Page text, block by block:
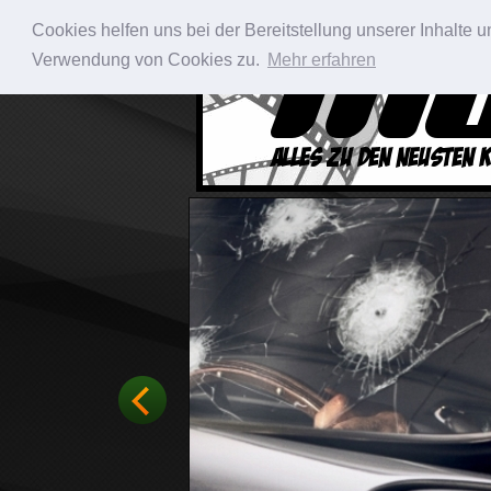
Cookies helfen uns bei der Bereitstellung unserer Inhalte
Verwendung von Cookies zu. Mehr erfahren